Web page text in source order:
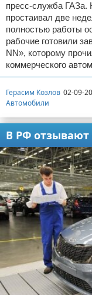
пресс-служба ГАЗа.
простаивал две
полностью работы
рабочие готовили
NN», которому
коммерческого
Герасим Козлов 02-09-
Автомобили
В РФ отзывают